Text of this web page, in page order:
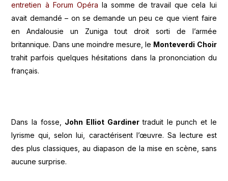
entretien à Forum Opéra la somme de travail que cela lui
avait demandé – on se demande un peu ce que vient faire
en Andalousie un Zuniga tout droit sorti de l’armée
britannique. Dans une moindre mesure, le Monteverdi Choir
trahit parfois quelques hésitations dans la prononciation du
français.
Dans la fosse, John Elliot Gardinertraduit le punch et le
lyrisme qui, selon lui, caractérisent l’œuvre. Sa lecture est
des plus classiques, au diapason de la mise en scène, sans
aucune surprise.